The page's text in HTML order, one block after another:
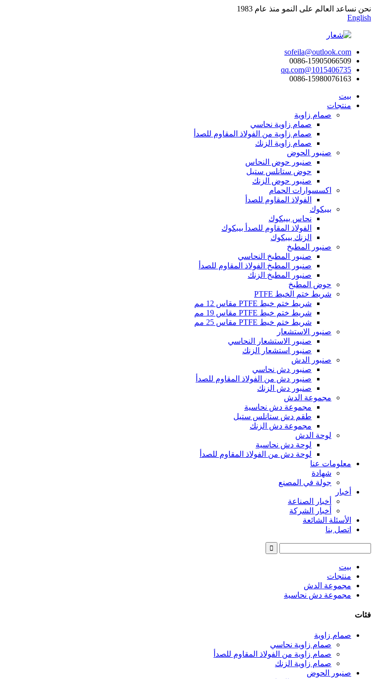
نحن نساعد العالم على النمو منذ عام 1983
English
sofeila@outlook.com
0086-15905066509
1015406735@qq.com
0086-15980076163
بيت
منتجات
صمام زاوية
صمام زاوية نحاسي
صمام زاوية من الفولاذ المقاوم للصدأ
صمام زاوية الزنك
صنبور الحوض
صنبور حوض النحاس
حوض ستانلس ستيل
صنبور حوض الزنك
اكسسوارات الحمام
الفولاذ المقاوم للصدأ
بيبكوك
نحاس بيبكوك
الفولاذ المقاوم للصدأ بيبكوك
الزنك بيبكوك
صنبور المطبخ
صنبور المطبخ النحاسي
صنبور المطبخ الفولاذ المقاوم للصدأ
صنبور المطبخ الزنك
حوض المطبخ
شريط ختم الخيط PTFE
شريط ختم خيط PTFE مقاس 12 مم
شريط ختم خيط PTFE مقاس 19 مم
شريط ختم خيط PTFE مقاس 25 مم
صنبور الاستشعار
صنبور الاستشعار النحاسي
صنبور استشعار الزنك
صنبور الدش
صنبور دش نحاسي
صنبور دش من الفولاذ المقاوم للصدأ
صنبور دش الزنك
مجموعة الدش
مجموعة دش نحاسية
طقم دش ستانلس ستيل
مجموعة دش الزنك
لوحة الدش
لوحة دش نحاسية
لوحة دش من الفولاذ المقاوم للصدأ
معلومات عنا
شهادة
جولة في المصنع
أخبار
أخبار الصناعة
أخبار الشركة
الأسئلة الشائعة
اتصل بنا
بيت
منتجات
مجموعة الدش
مجموعة دش نحاسية
فئات
صمام زاوية
صمام زاوية نحاسي
صمام زاوية من الفولاذ المقاوم للصدأ
صمام زاوية الزنك
صنبور الحوض